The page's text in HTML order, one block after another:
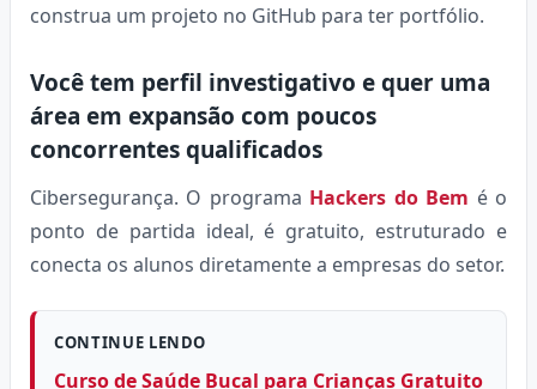
construa um projeto no GitHub para ter portfólio.
Você tem perfil investigativo e quer uma
área em expansão com poucos
concorrentes qualificados
Cibersegurança. O programa Hackers do Bem é o
ponto de partida ideal, é gratuito, estruturado e
conecta os alunos diretamente a empresas do setor.
CONTINUE LENDO
Curso de Saúde Bucal para Crianças Gratuito